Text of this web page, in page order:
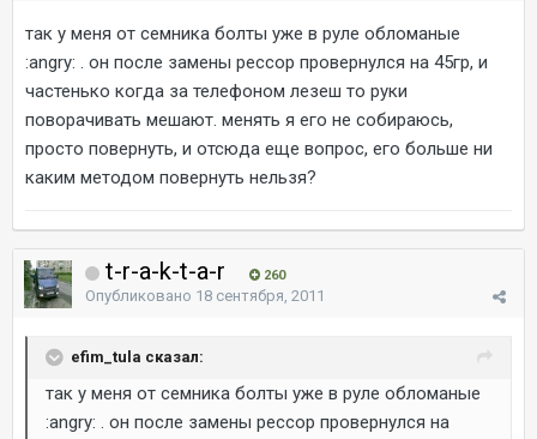
так у меня от семника болты уже в руле обломаные
:angry: . он после замены рессор провернулся на 45гр, и
частенько когда за телефоном лезеш то руки
поворачивать мешают. менять я его не собираюсь,
просто повернуть, и отсюда еще вопрос, его больше ни
каким методом повернуть нельзя?
t-r-a-k-t-a-r 260
Опубликовано 18 сентября, 2011
efim_tula сказал:
так у меня от семника болты уже в руле обломаные
:angry: . он после замены рессор провернулся на